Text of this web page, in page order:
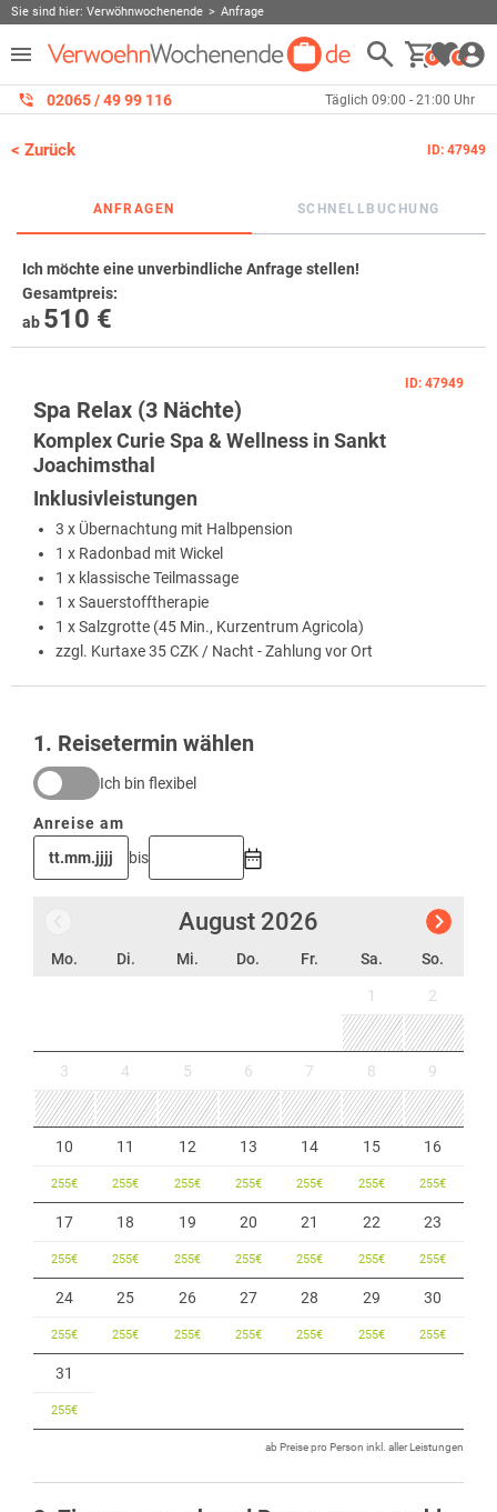
Sie sind hier: Verwöhnwochenende Anfrage
0 0
02065 / 49 ‌99 116 Täglich 09:00 - 21:00 Uhr
< Zurück ID: 47949
ANFRAGEN SCHNELLBUCHUNG
Ich möchte eine unverbindliche Anfrage stellen!
Gesamtpreis:
ab 510 €
ID: 47949
Spa Relax (3 Nächte)
Komplex Curie Spa & Wellness in Sankt
Joachimsthal
Inklusivleistungen
3 x Übernachtung mit Halbpension
1 x Radonbad mit Wickel
1 x klassische Teilmassage
1 x Sauerstofftherapie
1 x Salzgrotte (45 Min., Kurzentrum Agricola)
zzgl. Kurtaxe 35 CZK / Nacht - Zahlung vor Ort
1. Reisetermin wählen
Ich bin flexibel
Anreise am
bis
August 2026
Mo. Di. Mi. Do. Fr. Sa. So.
1 2
3 4 5 6 7 8 9
10
255€
11
255€
12
255€
13
255€
14
255€
15
255€
16
255€
17
255€
18
255€
19
255€
20
255€
21
255€
22
255€
23
255€
24
255€
25
255€
26
255€
27
255€
28
255€
29
255€
30
255€
31
255€
ab Preise pro Person inkl. aller Leistungen